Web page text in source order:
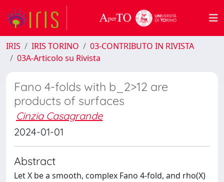
IRIS IRIS TORINO
03-CONTRIBUTO IN RIVISTA
03A-Articolo su Rivista
Fano 4-folds with b_2>12 are
products of surfaces
Cinzia Casagrande
2024-01-01
Abstract
Let X be a smooth, complex Fano 4-fold, and rho(X)